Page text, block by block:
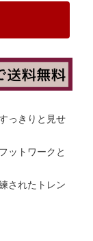
っきりと見せ
ットワークと
されたトレン